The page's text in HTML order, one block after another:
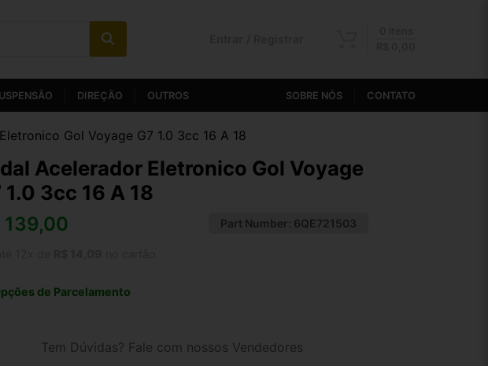
DIREÇÃO OUTROS SOBRE NÓS CONTATO
Gol Voyage G7 1.0 3cc 16 A 18
Acelerador Eletronico Gol Voyage
1.0 3cc 16 A 18
139,00 Part Number: 6QE721503
de Parcelamento
Tem Dúvidas? Fale com nossos Vendedores